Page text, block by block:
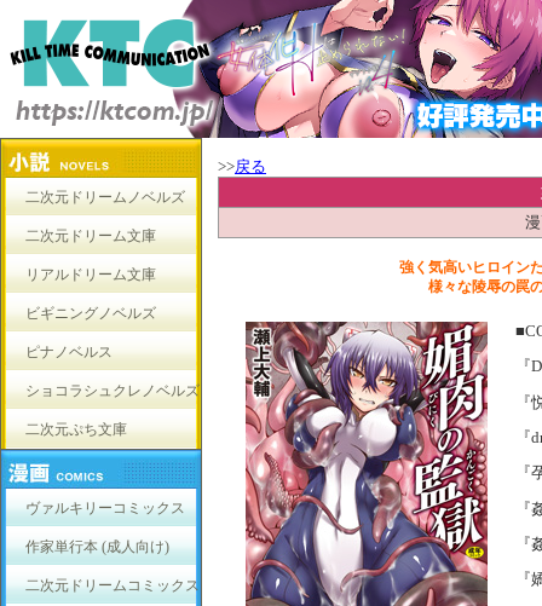
二次元ドリームノベルズ
二次元ドリーム文庫
リアルドリーム文庫
ビギニングノベルズ
ピナノベルス
ショコラシュクレノベルズ
二次元ぷち文庫
ヴァルキリーコミックス
作家単行本 (成人向け)
二次元ドリームコミックス
>>戻る
強く気高いヒロイン
様々な陵辱の罠
『
『
『
『
『
『
『